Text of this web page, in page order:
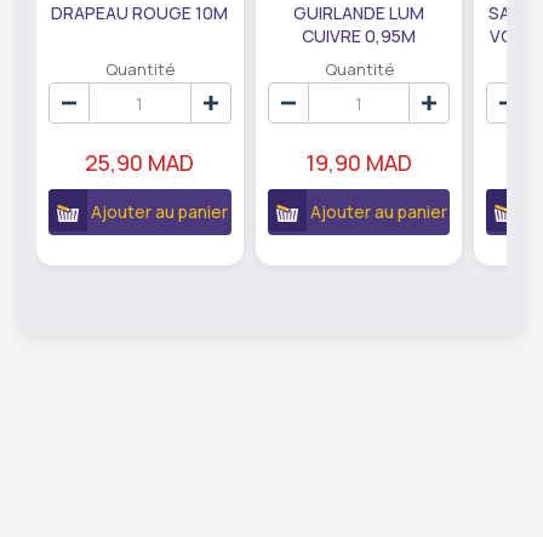
DRAPEAU ROUGE 10M
Quantité
25,90 MAD
Ajouter au panier
GUIRLANDE LUM
CUIVRE 0,95M
DE79207
Quantité
19,90 MAD
Ajouter au panier